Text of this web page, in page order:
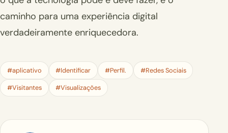
caminho para uma experiência digital
verdadeiramente enriquecedora.
#aplicativo #Identificar #Perfil. #Redes Sociais
#Visitantes #Visualizações